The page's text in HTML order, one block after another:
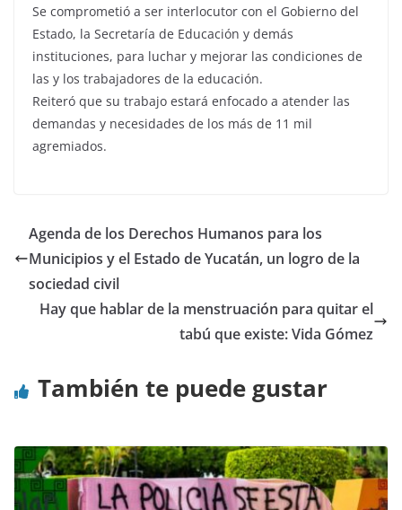
Se comprometió a ser interlocutor con el Gobierno del
Estado, la Secretaría de Educación y demás
instituciones, para luchar y mejorar las condiciones de
las y los trabajadores de la educación.
Reiteró que su trabajo estará enfocado a atender las
demandas y necesidades de los más de 11 mil
agremiados.
Agenda de los Derechos Humanos para los
Municipios y el Estado de Yucatán, un logro de la
sociedad civil
Hay que hablar de la menstruación para quitar el
tabú que existe: Vida Gómez
También te puede gustar